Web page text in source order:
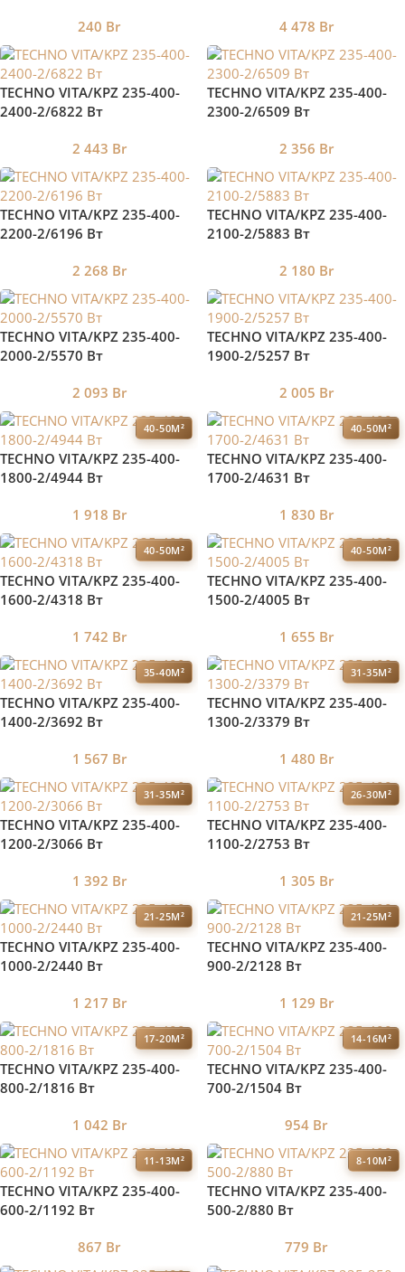
240 Br 4 478 Br
TECHNO VITA/KPZ 235-400-
2400-2/6822 Вт
2 443 Br
TECHNO VITA/KPZ 235-400-
2300-2/6509 Вт
2 356 Br
TECHNO VITA/KPZ 235-400-
2200-2/6196 Вт
2 268 Br
TECHNO VITA/KPZ 235-400-
2100-2/5883 Вт
2 180 Br
TECHNO VITA/KPZ 235-400-
2000-2/5570 Вт
2 093 Br
TECHNO VITA/KPZ 235-400-
1900-2/5257 Вт
2 005 Br
40-50М²
TECHNO VITA/KPZ 235-400-
1800-2/4944 Вт
1 918 Br
40-50М²
TECHNO VITA/KPZ 235-400-
1700-2/4631 Вт
1 830 Br
40-50М²
TECHNO VITA/KPZ 235-400-
1600-2/4318 Вт
1 742 Br
40-50М²
TECHNO VITA/KPZ 235-400-
1500-2/4005 Вт
1 655 Br
35-40М²
TECHNO VITA/KPZ 235-400-
1400-2/3692 Вт
1 567 Br
31-35М²
TECHNO VITA/KPZ 235-400-
1300-2/3379 Вт
1 480 Br
31-35М²
TECHNO VITA/KPZ 235-400-
1200-2/3066 Вт
1 392 Br
26-30М²
TECHNO VITA/KPZ 235-400-
1100-2/2753 Вт
1 305 Br
21-25М²
TECHNO VITA/KPZ 235-400-
1000-2/2440 Вт
1 217 Br
21-25М²
TECHNO VITA/KPZ 235-400-
900-2/2128 Вт
1 129 Br
17-20М²
TECHNO VITA/KPZ 235-400-
800-2/1816 Вт
1 042 Br
14-16М²
TECHNO VITA/KPZ 235-400-
700-2/1504 Вт
954 Br
11-13М²
TECHNO VITA/KPZ 235-400-
600-2/1192 Вт
867 Br
8-10М²
TECHNO VITA/KPZ 235-400-
500-2/880 Вт
779 Br